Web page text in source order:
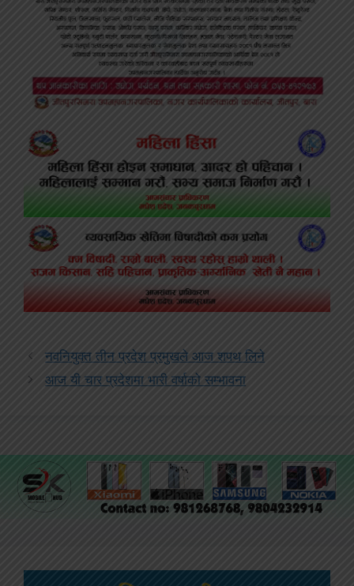
नवनियुक्त तीन प्रदेश प्रमुखले आज शपथ लिने
आज यी चार प्रदेशमा भारी वर्षाको सम्भावना